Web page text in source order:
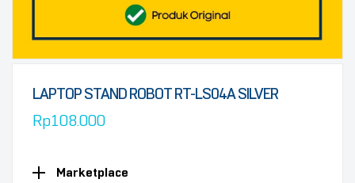
LAPTOP STAND ROBOT RT-LS04A SILVER
Rp108.000
Marketplace